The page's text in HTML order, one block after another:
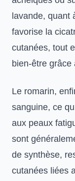
lavande, quant
favorise la
cutanées, tout
bien-être grâce
Le romarin,
sanguine, ce
aux peaux
sont
de synthèse,
cutanées liées